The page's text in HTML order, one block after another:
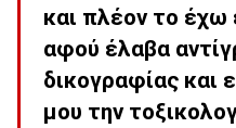
και πλέον το έχω
αφού έλαβα
δικογραφίας και
μου την